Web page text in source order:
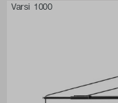
Varsi 1000